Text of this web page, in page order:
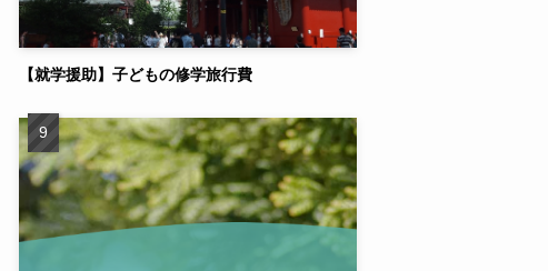
【就学援助】子どもの修学旅行費